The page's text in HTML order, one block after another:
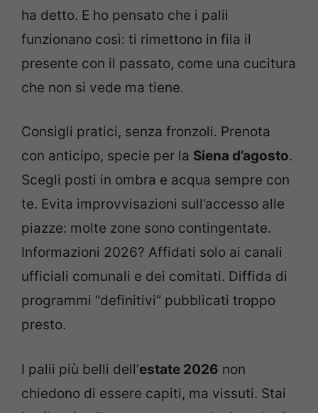
ha detto. E ho pensato che i palii
funzionano così: ti rimettono in fila il
presente con il passato, come una cucitura
che non si vede ma tiene.
Consigli pratici, senza fronzoli. Prenota
con anticipo, specie per la Siena d’agosto.
Scegli posti in ombra e acqua sempre con
te. Evita improvvisazioni sull’accesso alle
piazze: molte zone sono contingentate.
Informazioni 2026? Affidati solo ai canali
ufficiali comunali e dei comitati. Diffida di
programmi “definitivi” pubblicati troppo
presto.
I palii più belli dell’estate 2026 non
chiedono di essere capiti, ma vissuti. Stai